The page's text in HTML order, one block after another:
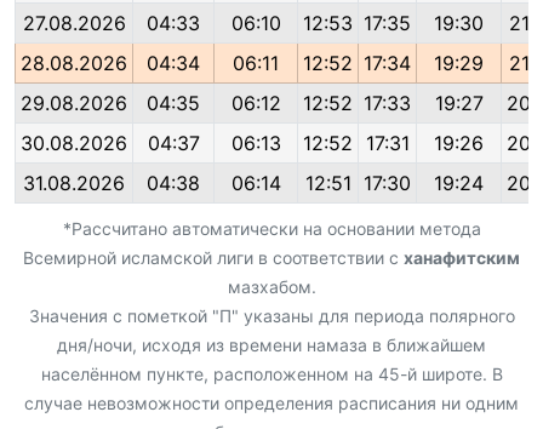
27.08.2026
04:33 06:10 12:53 17:35 19:30
28.08.2026
04:34 06:11 12:52 17:34 19:29
29.08.2026
04:35 06:12 12:52 17:33 19:27
30.08.2026
04:37 06:13 12:52 17:31 19:26
31.08.2026
04:38 06:14 12:51 17:30 19:24
*Рассчитано автоматически на основании метода
Всемирной исламской лиги в соответствии с ханафитским
мазхабом.
Значения с пометкой "П" указаны для периода полярного
дня/ночи, исходя из времени намаза в ближайшем
населённом пункте, расположенном на 45-й широте. В
случае невозможности определения расписания ни одним